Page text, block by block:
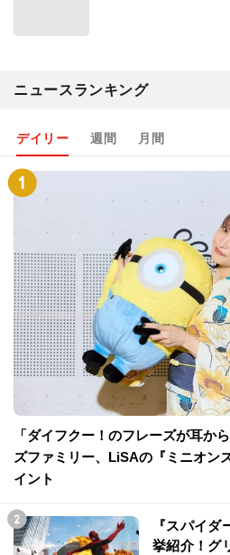
ニュースランキング
デイリー 週間 月間
「ダイフクー！のフレーズが耳か
ズファミリー、LiSAの『ミニオン
イント
『スパイ
挙紹介！グ